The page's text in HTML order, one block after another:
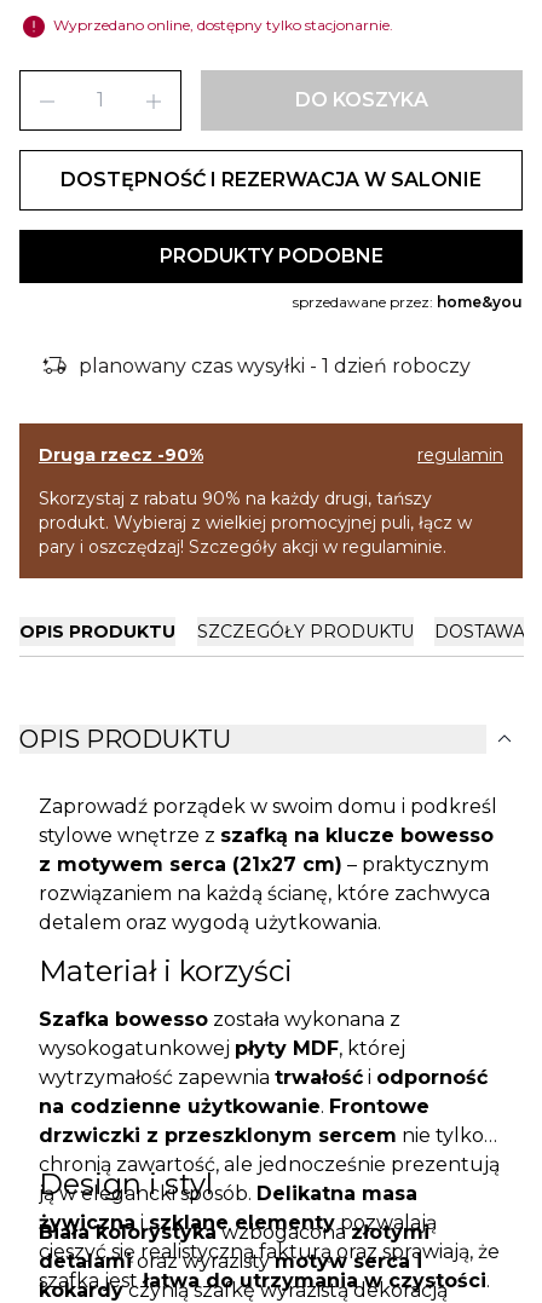
error Wyprzedano online, dostępny tylko stacjonarnie.
remove add DO KOSZYKA
DOSTĘPNOŚĆ I REZERWACJA W SALONIE
PRODUKTY PODOBNE
sprzedawane przez: home&you
delivery_truck_bolt planowany czas wysyłki - 1 dzień roboczy
Druga rzecz -90%
regulamin
Skorzystaj z rabatu 90% na każdy drugi, tańszy
produkt. Wybieraj z wielkiej promocyjnej puli, łącz w
pary i oszczędzaj! Szczegóły akcji w regulaminie.
OPIS PRODUKTU SZCZEGÓŁY PRODUKTU DOSTAWA
OPIS PRODUKTU expand_more
Zaprowadź porządek w swoim domu i podkreśl
stylowe wnętrze z szafką na klucze bowesso
z motywem serca (21x27 cm) – praktycznym
rozwiązaniem na każdą ścianę, które zachwyca
detalem oraz wygodą użytkowania.
Materiał i korzyści
Szafka bowesso została wykonana z
wysokogatunkowej płyty MDF, której
wytrzymałość zapewnia trwałość i odporność
na codzienne użytkowanie. Frontowe
drzwiczki z przeszklonym sercem nie tylko
chronią zawartość, ale jednocześnie prezentują
ją w elegancki sposób. Delikatna masa
żywiczna i szklane elementy pozwalają
cieszyć się realistyczną fakturą oraz sprawiają, że
szafka jestłatwa do utrzymania w czystości.
Design i styl
Biała kolorystykawzbogaconazłotymi
detalamioraz wyrazistymotyw serca i
kokardyczynią szafkę wyrazistą dekoracją